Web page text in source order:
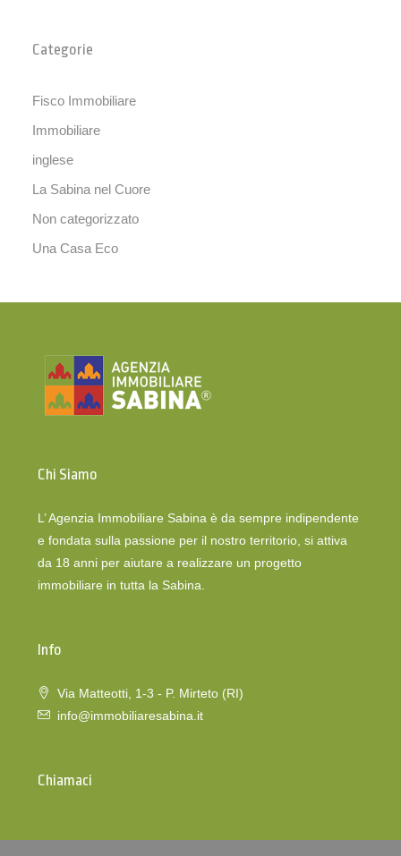
Categorie
Fisco Immobiliare
Immobiliare
inglese
La Sabina nel Cuore
Non categorizzato
Una Casa Eco
Chi Siamo
L’ Agenzia Immobiliare Sabina è da sempre indipendente
e fondata sulla passione per il nostro territorio, si attiva
da 18 anni per aiutare a realizzare un progetto
immobiliare in tutta la Sabina.
Info
Via Matteotti, 1-3 - P. Mirteto (RI)
info@immobiliaresabina.it
Chiamaci